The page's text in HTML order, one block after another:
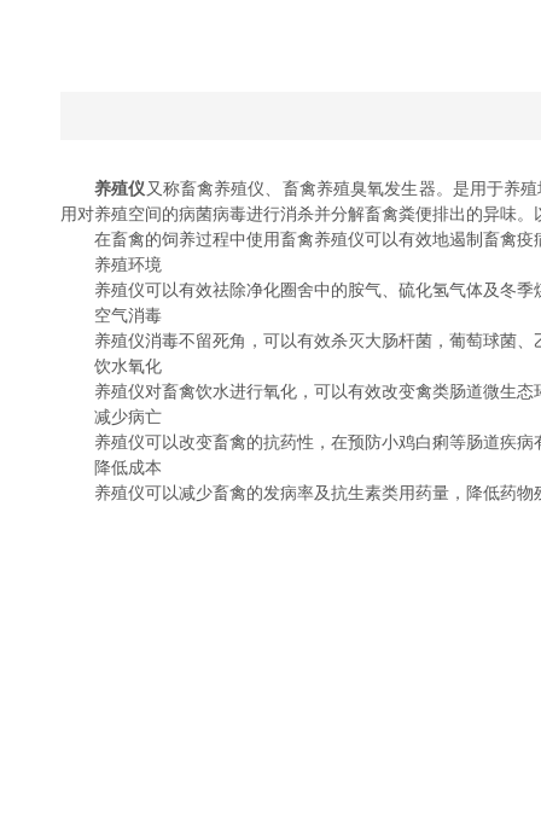
养殖仪又称畜禽养殖仪、畜禽养殖臭氧发生器。是用于养
用对养殖空间的病菌病毒进行消杀并分解畜禽粪便排出的异味
在畜禽的饲养过程中使用畜禽养殖仪可以有效地遏制畜禽疫
养殖环境
养殖仪可以有效祛除净化圈舍中的胺气、硫化氢气体及冬季
空气消毒
养殖仪消毒不留死角，可以有效杀灭大肠杆菌，葡萄球菌、
饮水氧化
养殖仪对畜禽饮水进行氧化，可以有效改变禽类肠道微生态
减少病亡
养殖仪可以改变畜禽的抗药性，在预防小鸡白痢等肠道疾病
降低成本
养殖仪可以减少畜禽的发病率及抗生素类用药量，降低药物